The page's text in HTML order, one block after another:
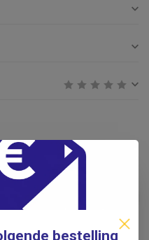
de
bestelling